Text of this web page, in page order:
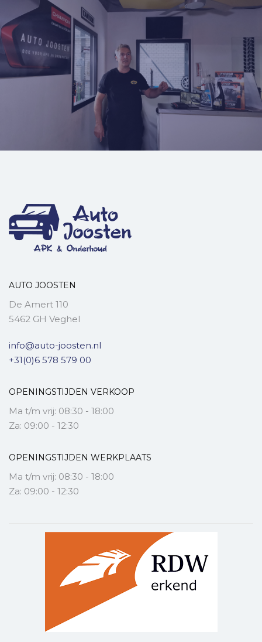
AUTO JOOSTEN
De Amert 110
5462 GH Veghel
info@auto-joosten.nl
+31(0)6 578 579 00
OPENINGSTIJDEN VERKOOP
Ma t/m vrij: 08:30 - 18:00
Za: 09:00 - 12:30
OPENINGSTIJDEN WERKPLAATS
Ma t/m vrij: 08:30 - 18:00
Za: 09:00 - 12:30